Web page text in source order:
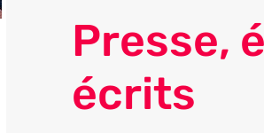
Presse,
écrits